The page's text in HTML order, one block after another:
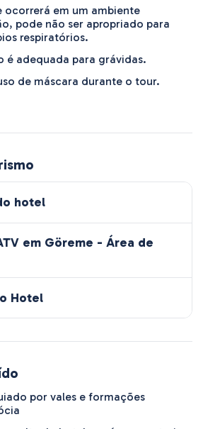
ocorrerá em um ambiente
pode não ser apropriado para
respiratórios.
é adequada para grávidas.
de máscara durante o tour.
hotel
em Göreme - Área de
Hotel
por vales e formações